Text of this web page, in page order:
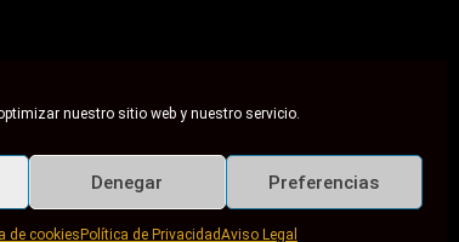
nuestro sitio web y nuestro servicio.
Denegar Preferencias
de cookies Política de PrivacidadAviso Legal